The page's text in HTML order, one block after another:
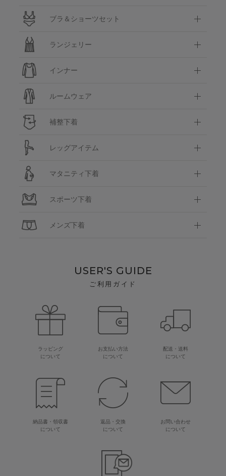
ブラ＆ショーツセット
ランジェリー
インナー
ルームウェア
補整下着
レッグアイテム
マタニティ下着
スポーツ下着
メンズ下着
USER'S GUIDE
ご利用ガイド
ラッピング
について
お支払い方法
について
配送・送料
について
納品書・領収書
について
返品・交換
について
お問い合わせ
について